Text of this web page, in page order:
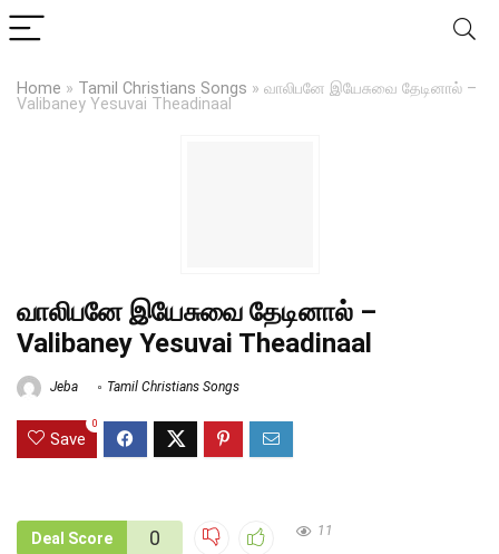
Home » Tamil Christians Songs » வாலிபனே இயேசுவை தேடினால் –
Valibaney Yesuvai Theadinaal
வாலிபனே இயேசுவை தேடினால் –
Valibaney Yesuvai Theadinaal
Jeba Tamil Christians Songs
Save
0
Deal Score 0 11